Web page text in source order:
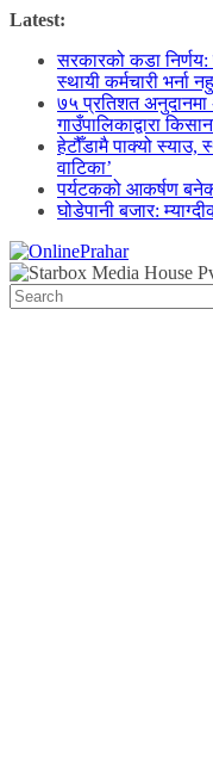
Skip
content
Latest:
सरकारको कडा निर्णय:
स्थायी कर्मचारी भर्ना
७५ प्रतिशत अनुदानमा
गाउँपालिकाद्वारा
हेटौँडामै पाक्यो स्याउ,
वाटिका’
पर्यटकको आकर्षण
घोडेपानी बजार: